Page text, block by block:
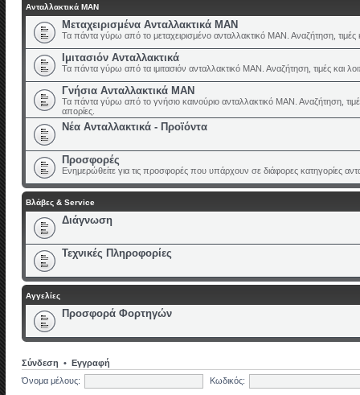
Ανταλλακτικά ΜΑΝ
Μεταχειρισμένα Ανταλλακτικά ΜΑΝ
Τα πάντα γύρω από το μεταχειρισμένο ανταλλακτικό ΜΑΝ. Αναζήτηση, τιμές
Ιμιτασιόν Ανταλλακτικά
Τα πάντα γύρω από τα ιμιτασιόν ανταλλακτικό ΜΑΝ. Αναζήτηση, τιμές και
Γνήσια Ανταλλακτικά ΜΑΝ
Τα πάντα γύρω από το γνήσιο καινούριο ανταλλακτικό ΜΑΝ. Αναζήτηση,
απορίες.
Νέα Ανταλλακτικά - Προϊόντα
Προσφορές
Ενημερώθείτε για τις προσφορές που υπάρχουν σε διάφορες κατηγορίες
Βλάβες & Service
Διάγνωση
Τεχνικές Πληροφορίες
Αγγελίες
Προσφορά Φορτηγών
Σύνδεση • Εγγραφή
Όνομα μέλους:
Κωδικός: